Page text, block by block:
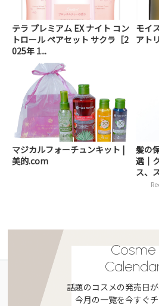
テラ プレミアム EX ナイト コン
トロール ペアセット サクラ［2
025年 1...
モイ
アト
マジカルフォーチュンキット |
美的.com
髪の
選｜
ス、
Cosme
話題のコスメの発売日が
今月の一覧を今すぐチ